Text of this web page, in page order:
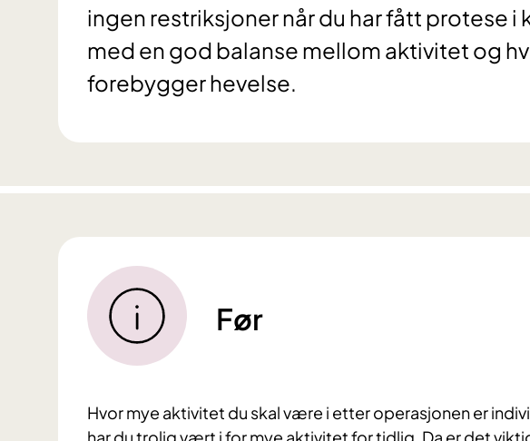
ingen restriksjoner når du har fått protese
med en god balanse mellom aktivitet og
forebygger hevelse.
Før
Hvor mye aktivitet du skal være i etter operasjonen er